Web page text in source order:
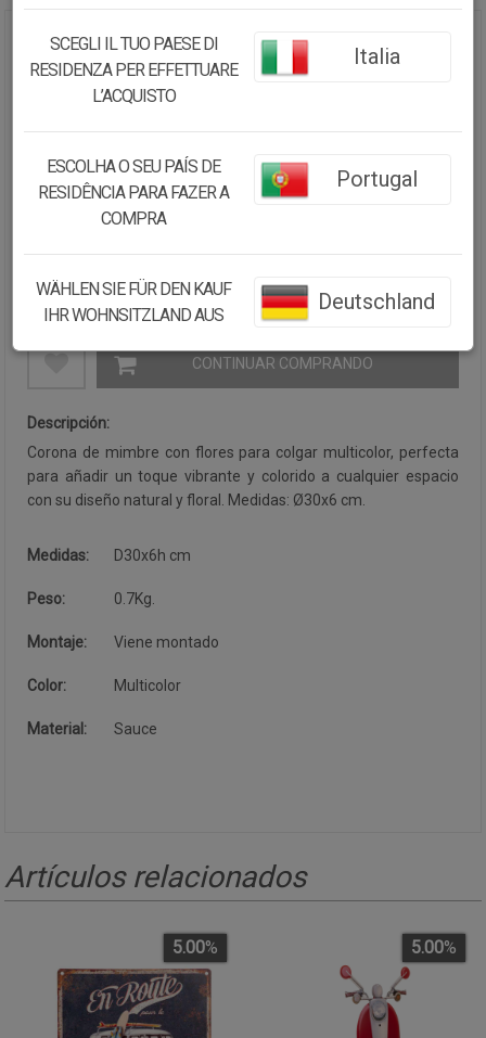
CORONA DE MIMBRE CON
FLORES PARA COLGAR
MULTICOLOR, D30X6H CM
13.26€
Disponibilidad: Disponible
CONTINUAR COMPRANDO
Descripción:
Corona de mimbre con flores para colgar multicolor, perfecta
para añadir un toque vibrante y colorido a cualquier espacio
con su diseño natural y floral. Medidas: Ø30x6 cm.
Medidas: D30x6h cm
Peso: 0.7Kg.
Montaje: Viene montado
Color: Multicolor
Material: Sauce
Artículos relacionados
5.00% 5.00%
SCEGLI IL TUO PAESE DI
RESIDENZA PER EFFETTUARE
L’ACQUISTO
Italia
ESCOLHA O SEU PAÍS DE
RESIDÊNCIA PARA FAZER A
COMPRA
Portugal
WÄHLEN SIE FÜR DEN KAUF
IHR WOHNSITZLAND AUS
Deutschland